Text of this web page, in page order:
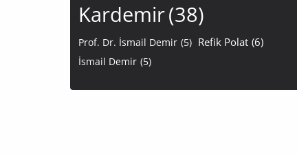
Kardemir(38)
Prof. Dr. İsmail Demir (5) Refik Polat (6)
İsmail Demir (5)